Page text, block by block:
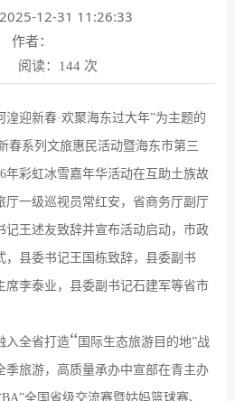
12-31 11:26:33
作者：
阅读：
144 次
湟迎新春·欢聚海东过大年”为主题的
春系列文旅惠民活动暨海东市第三
年彩虹冰雪嘉年华活动在互助土族故
厅一级巡视员常红安，省商务厅副厅
记王述友致辞并宣布活动启动，市政
，县委书记王国栋致辞，县委副书
席李泰业，县委副书记石建军等省市
入全省打造“国际生态旅游目的地”战
季旅游，高质量承办中宣部在青主办
BA”全国省级交流赛暨姑妈篮球赛、